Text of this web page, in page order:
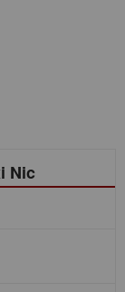
Nic